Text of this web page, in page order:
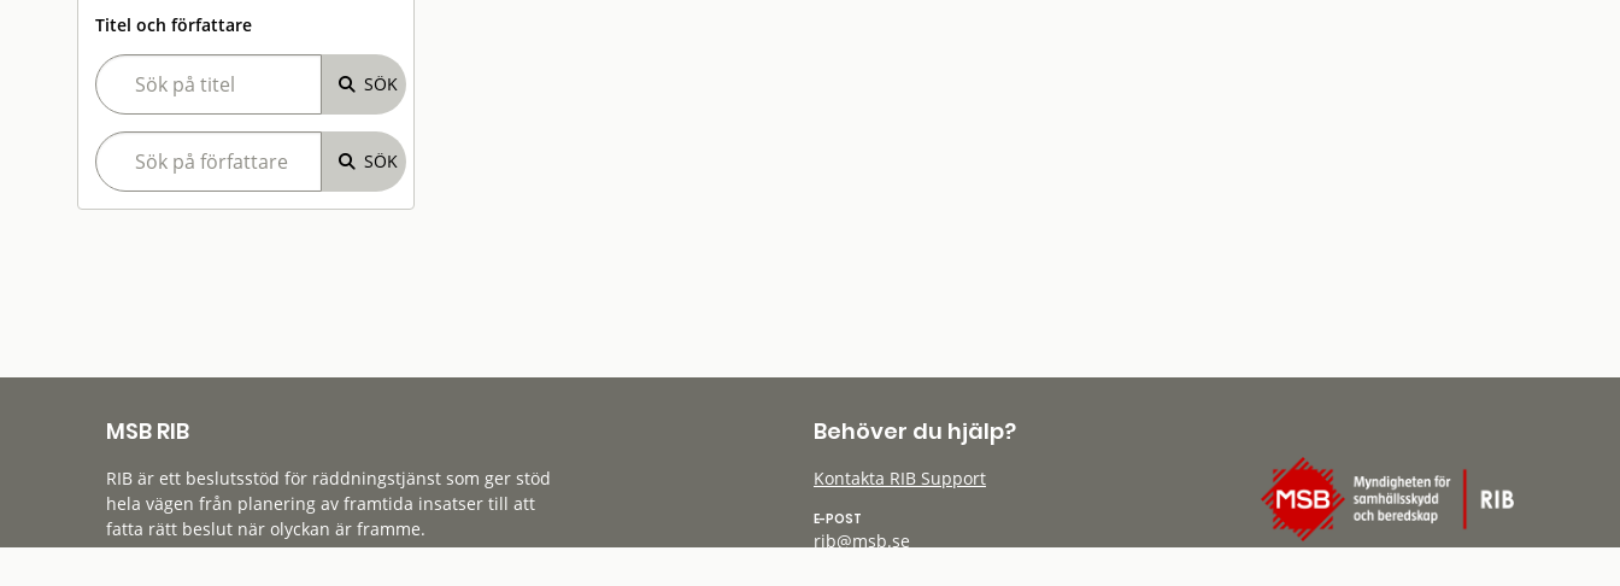
Titel och författare
MSB RIB
RIB är ett beslutsstöd för räddningstjänst som ger stöd
hela vägen från planering av framtida insatser till att
fatta rätt beslut när olyckan är framme.
Behöver du hjälp?
Kontakta RIB Support
E-POST
rib@msb.se